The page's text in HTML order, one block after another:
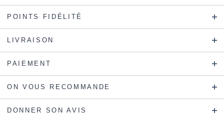
POINTS FIDÉLITÉ
LIVRAISON
PAIEMENT
ON VOUS RECOMMANDE
DONNER SON AVIS